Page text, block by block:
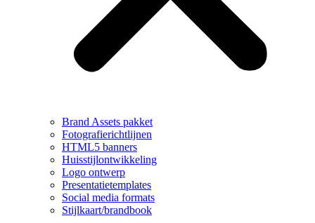
Brand Assets pakket
Fotografierichtlijnen
HTML5 banners
Huisstijlontwikkeling
Logo ontwerp
Presentatietemplates
Social media formats
Stijlkaart/brandbook